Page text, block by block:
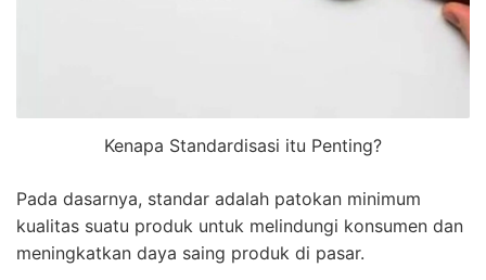
Kenapa Standardisasi itu Penting?
Pada dasarnya, standar adalah patokan minimum
kualitas suatu produk untuk melindungi konsumen dan
meningkatkan daya saing produk di pasar.